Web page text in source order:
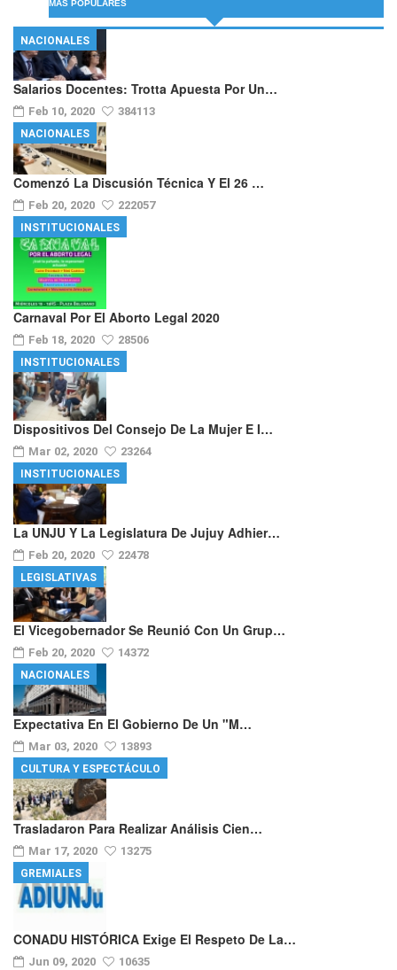
MÁS POPULARES
Salarios Docentes: Trotta Apuesta Por Un…
Feb 10, 2020 384113
NACIONALES
Comenzó La Discusión Técnica Y El 26 …
Feb 20, 2020 222057
NACIONALES
Carnaval Por El Aborto Legal 2020
Feb 18, 2020 28506
INSTITUCIONALES
Dispositivos Del Consejo De La Mujer E I…
Mar 02, 2020 23264
INSTITUCIONALES
La UNJU Y La Legislatura De Jujuy Adhier…
Feb 20, 2020 22478
INSTITUCIONALES
El Vicegobernador Se Reunió Con Un Grup…
Feb 20, 2020 14372
LEGISLATIVAS
Expectativa En El Gobierno De Un "m…
Mar 03, 2020 13893
NACIONALES
Trasladaron Para Realizar Análisis Cien…
Mar 17, 2020 13275
CULTURA Y ESPECTÁCULO
CONADU HISTÓRICA Exige El Respeto De La…
Jun 09, 2020 10635
GREMIALES